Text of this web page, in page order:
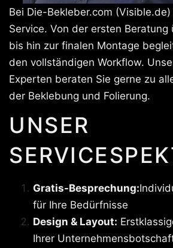
Bei Die-Bekleber.com
Service. Von der ersten
bis hin zur finalen Montage
den vollständigen Workflow.
Experten beraten Sie gerne zu
der Beklebung und Folierung.
UNSER
Gratis-Besprechung:
für Ihre Bedürfnisse
Design & Layout:
Ihrer